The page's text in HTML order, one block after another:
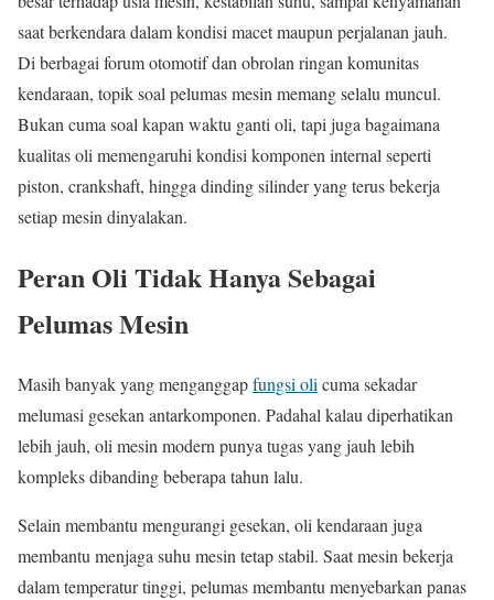
saat berkendara dalam kondisi macet maupun perjalanan jauh.
Di berbagai forum otomotif dan obrolan ringan komunitas
kendaraan, topik soal pelumas mesin memang selalu muncul.
Bukan cuma soal kapan waktu ganti oli, tapi juga bagaimana
kualitas oli memengaruhi kondisi komponen internal seperti
piston, crankshaft, hingga dinding silinder yang terus bekerja
setiap mesin dinyalakan.
Peran Oli Tidak Hanya Sebagai
Pelumas Mesin
Masih banyak yang menganggapfungsi oli cuma sekadar
melumasi gesekan antarkomponen. Padahal kalau diperhatikan
lebih jauh, oli mesin modern punya tugas yang jauh lebih
kompleks dibanding beberapa tahun lalu.
Selain membantu mengurangi gesekan, oli kendaraan juga
membantu menjaga suhu mesin tetap stabil. Saat mesin bekerja
dalam temperatur tinggi, pelumas membantu menyebarkan panas